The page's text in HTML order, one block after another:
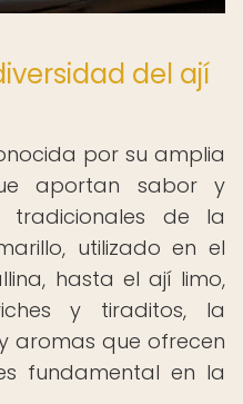
del ají
por su amplia
aportan sabor y
de la
utilizado en el
hasta el ají limo,
y tiraditos, la
aromas que ofrecen
fundamental en la